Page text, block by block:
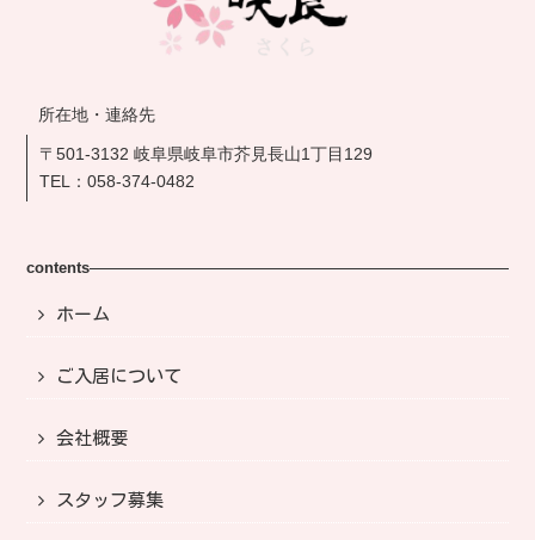
所在地・連絡先
〒501-3132 岐阜県岐阜市芥見長山1丁目129
TEL：058-374-0482
contents
ホーム
ご入居について
会社概要
スタッフ募集